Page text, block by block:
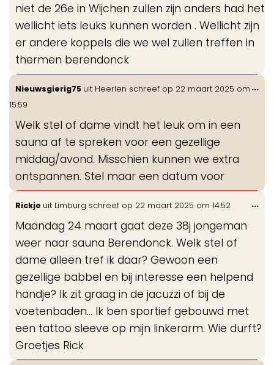
niet de 26e in Wijchen zullen zijn anders had het
wellicht iets leuks kunnen worden . Wellicht zijn
er andere koppels die we wel zullen treffen in
thermen berendonck
Nieuwsgierig75 uit Heerlen schreef op 22 maart 2025 om
15:59
Welk stel of dame vindt het leuk om in een
sauna af te spreken voor een gezellige
middag/avond. Misschien kunnen we extra
ontspannen. Stel maar een datum voor
...
Rickje uit Limburg schreef op 22 maart 2025 om 14:52
Maandag 24 maart gaat deze 38j jongeman
weer naar sauna Berendonck. Welk stel of
dame alleen tref ik daar? Gewoon een
gezellige babbel en bij interesse een helpend
handje? Ik zit graag in de jacuzzi of bij de
voetenbaden... Ik ben sportief gebouwd met
een tattoo sleeve op mijn linkerarm. Wie durft?
Groetjes Rick
...